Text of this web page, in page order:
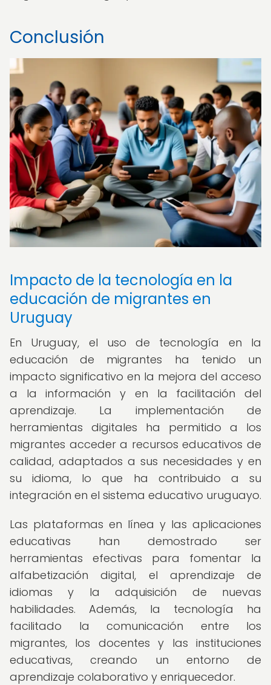
Conclusión
Impacto de la tecnología en la
educación de migrantes en
Uruguay
En Uruguay, el uso de tecnología en la
educación de migrantes ha tenido un
impacto significativo en la mejora del acceso
a la información y en la facilitación del
aprendizaje. La implementación de
herramientas digitales ha permitido a los
migrantes acceder a recursos educativos de
calidad, adaptados a sus necesidades y en
su idioma, lo que ha contribuido a su
integración en el sistema educativo uruguayo.
Las plataformas en línea y las aplicaciones
educativas han demostrado ser
herramientas efectivas para fomentar la
alfabetización digital, el aprendizaje de
idiomas y la adquisición de nuevas
habilidades. Además, la tecnología ha
facilitado la comunicación entre los
migrantes, los docentes y las instituciones
educativas, creando un entorno de
aprendizaje colaborativo y enriquecedor.